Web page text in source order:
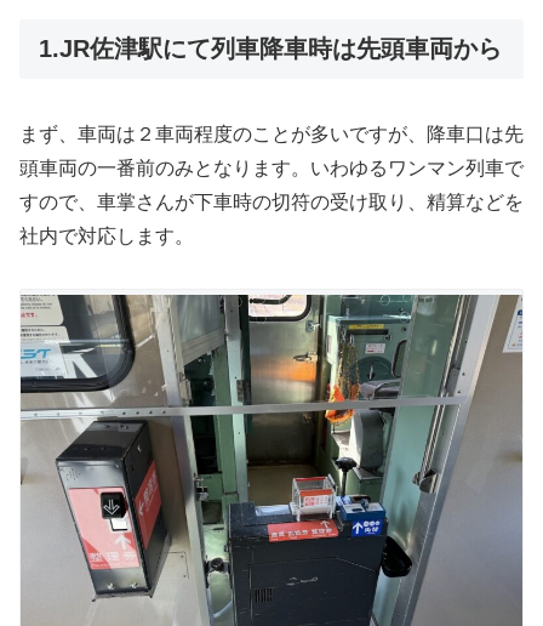
1.JR佐津駅にて列車降車時は先頭車両から
まず、車両は２車両程度のことが多いですが、降車口は先
頭車両の一番前のみとなります。いわゆるワンマン列車で
すので、車掌さんが下車時の切符の受け取り、精算などを
社内で対応します。